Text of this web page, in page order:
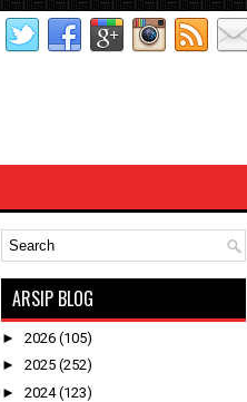
ARSIP BLOG
► 2026 (105)
► 2025 (252)
► 2024(123)